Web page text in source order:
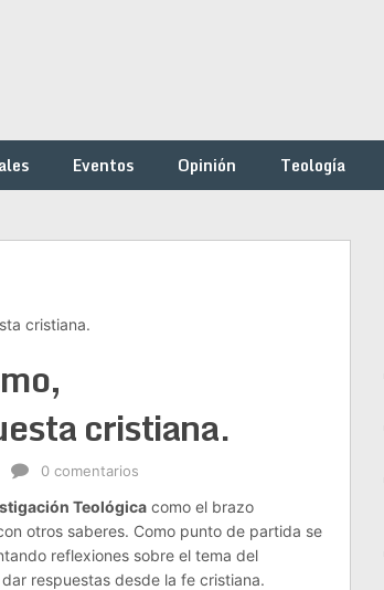
Eventos Opinión Teología
cristiana.
cristiana.
0 comentarios
Teológica como el brazo
otros saberes. Como punto de partida se
reflexiones sobre el tema del
respuestas desde la fe cristiana.